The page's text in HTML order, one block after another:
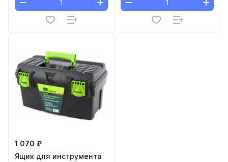
1 070 ₽
Ящик для инструмента